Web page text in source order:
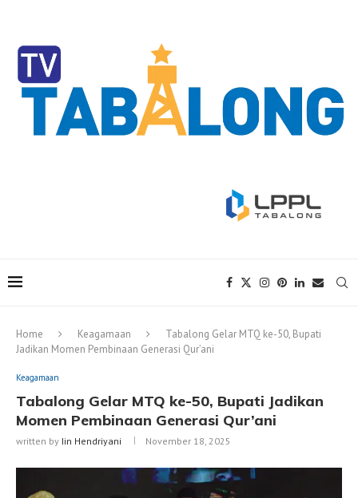
Home Keagamaan
Tabalong Gelar MTQ ke-50, Bupati
Jadikan Momen Pembinaan Generasi Qur’ani
Keagamaan
Tabalong Gelar MTQ ke-50, Bupati Jadikan
Momen Pembinaan Generasi Qur’ani
written by Iin Hendriyani November 18, 2025